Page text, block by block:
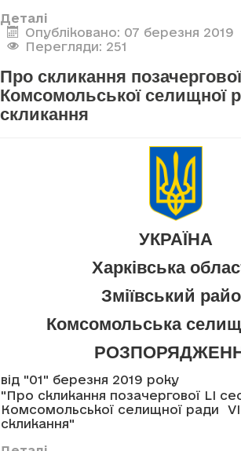
Деталі
Опубліковано: 07 березня 2019
Перегляди: 251
Про скликання позачергової
Комсомольської селищної
скликання
УКРАЇНА
Харківська
Зміївський
Комсомольська
від "01" березня 2019 року
"Про скликання позачергової LI
Комсомольської селищної ради
скликання"